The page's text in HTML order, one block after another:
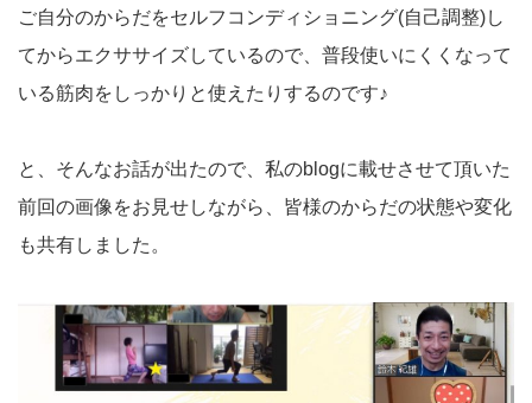
ご自分のからだをセルフコンディショニング(自己調整)し
てからエクササイズしているので、普段使いにくくなって
いる筋肉をしっかりと使えたりするのです♪
と、そんなお話が出たので、私のblogに載せさせて頂いた
前回の画像をお見せしながら、皆様のからだの状態や変化
も共有しました。